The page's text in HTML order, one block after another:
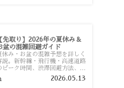
先取り】2026年の夏休み＆
盆の混雑回避ガイド
休み・お盆の混雑予想を詳しく
説。新幹線・飛行機・高速道路
ピーク時間、渋滞回避方法、混
しやすい観光地、交通手段別の
徴まで旅行者向けに分かりやす
2026.05.13